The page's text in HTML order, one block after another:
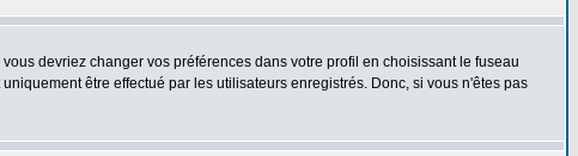
devriez changer vos préférences dans votre profil en choisissant le fuseau
être effectué par les utilisateurs enregistrés. Donc, si vous n'êtes pas